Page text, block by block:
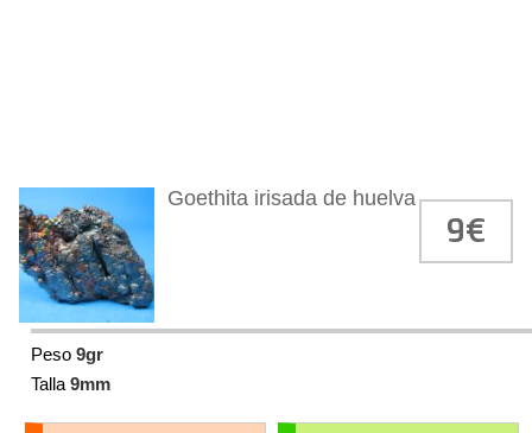
Goethita irisada de huelva
9€
Peso 9gr
Talla 9mm